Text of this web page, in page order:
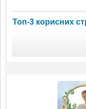
Топ-3 корисних